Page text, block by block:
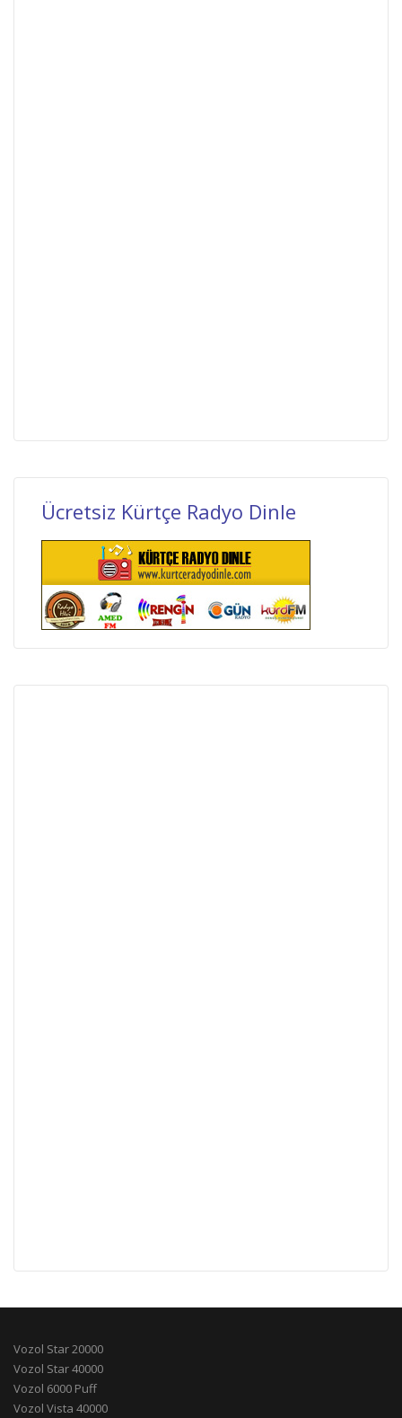
Ücretsiz Kürtçe Radyo Dinle
Vozol Star 20000
Vozol Star 40000
Vozol 6000 Puff
Vozol Vista 40000